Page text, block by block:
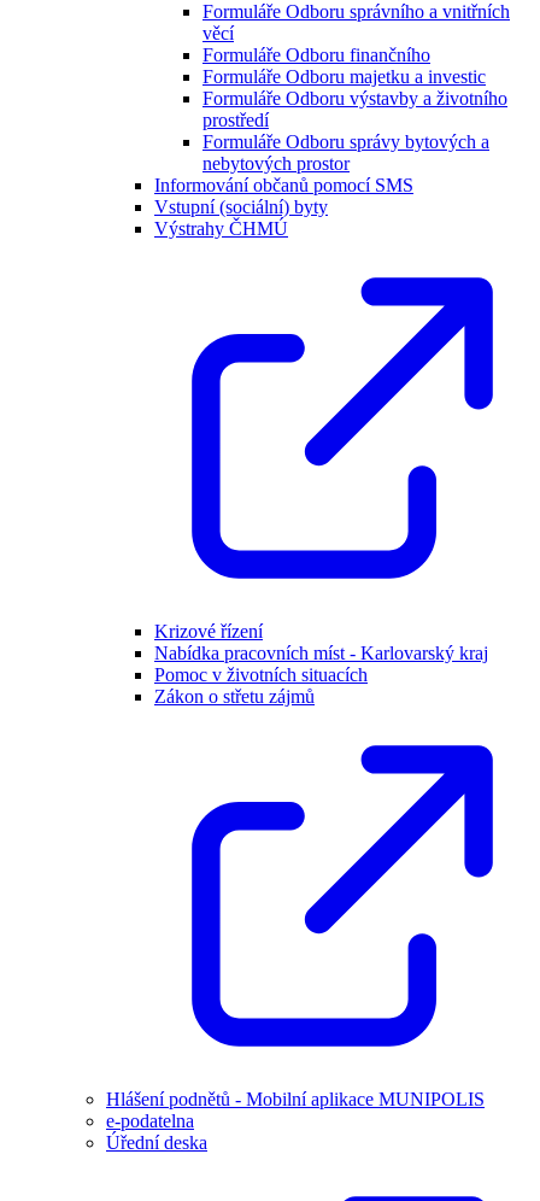
Formuláře Odboru správního a vnitřních
věcí
Formuláře Odboru finančního
Formuláře Odboru majetku a investic
Formuláře Odboru výstavby a životního
prostředí
Formuláře Odboru správy bytových a
nebytových prostor
Informování občanů pomocí SMS
Vstupní (sociální) byty
Výstrahy ČHMÚ
Krizové řízení
Nabídka pracovních míst - Karlovarský kraj
Pomoc v životních situacích
Zákon o střetu zájmů
Hlášení podnětů - Mobilní aplikace MUNIPOLIS
e-podatelna
Úřední deska